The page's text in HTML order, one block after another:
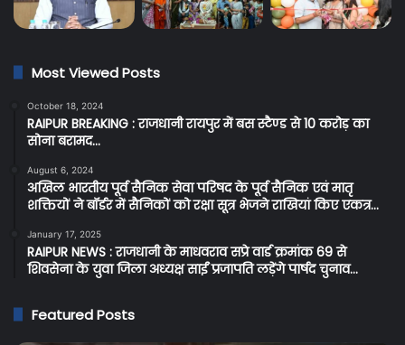
Most Viewed Posts
October 18, 2024
RAIPUR BREAKING : राजधानी रायपुर में बस स्टैण्ड से 10 करोड़ का
सोना बरामद…
August 6, 2024
अखिल भारतीय पूर्व सैनिक सेवा परिषद के पूर्व सैनिक एवं मातृ
शक्तियों ने बॉर्डर में सैनिकों को रक्षा सूत्र भेजने राखियां किए एकत्र…
January 17, 2025
RAIPUR NEWS : राजधानी के माधवराव सप्रे वार्ड क्रमांक 69 से
शिवसेना के युवा जिला अध्यक्ष साईं प्रजापति लड़ेंगे पार्षद चुनाव…
Featured Posts